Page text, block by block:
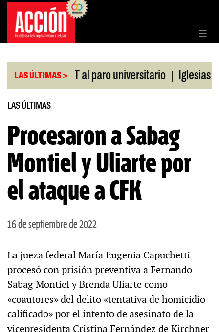
Saltar
contenido
LAS ÚLTIMAS >
de la CGT al paro universitario | Iglesias y
LAS ÚLTIMAS
Procesaron a Sabag
Montiel y Uliarte por
el ataque a CFK
16 de septiembre de 2022
La jueza federal María Eugenia Capuchetti
procesó con prisión preventiva a Fernando
Sabag Montiel y Brenda Uliarte como
«coautores» del delito «tentativa de homicidio
calificado» por el intento de asesinato de la
vicepresidenta Cristina Fernández de Kirchner